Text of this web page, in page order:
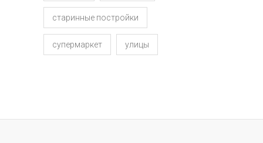
старинные постройки
супермаркет улицы